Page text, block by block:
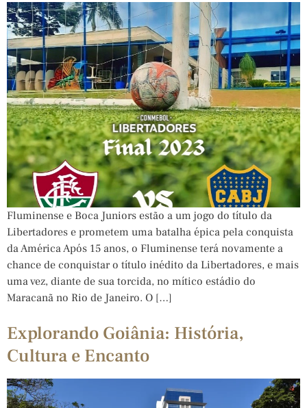
Fluminense e Boca Juniors estão a um jogo do título da
Libertadores e prometem uma batalha épica pela conquista
da América Após 15 anos, o Fluminense terá novamente a
chance de conquistar o título inédito da Libertadores, e mais
uma vez, diante de sua torcida, no mítico estádio do
Maracanã no Rio de Janeiro. O […]
Explorando Goiânia: História,
Cultura e Encanto